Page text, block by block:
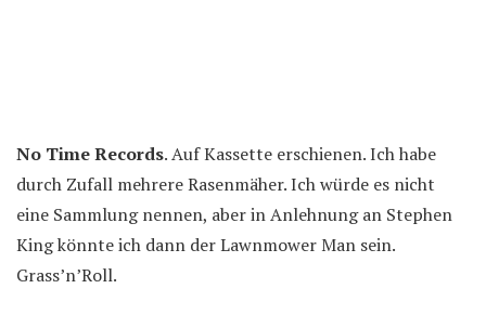
No Time Records. Auf Kassette erschienen. Ich habe
durch Zufall mehrere Rasenmäher. Ich würde es nicht
eine Sammlung nennen, aber in Anlehnung an Stephen
King könnte ich dann der Lawnmower Man sein.
Grass’n’Roll.